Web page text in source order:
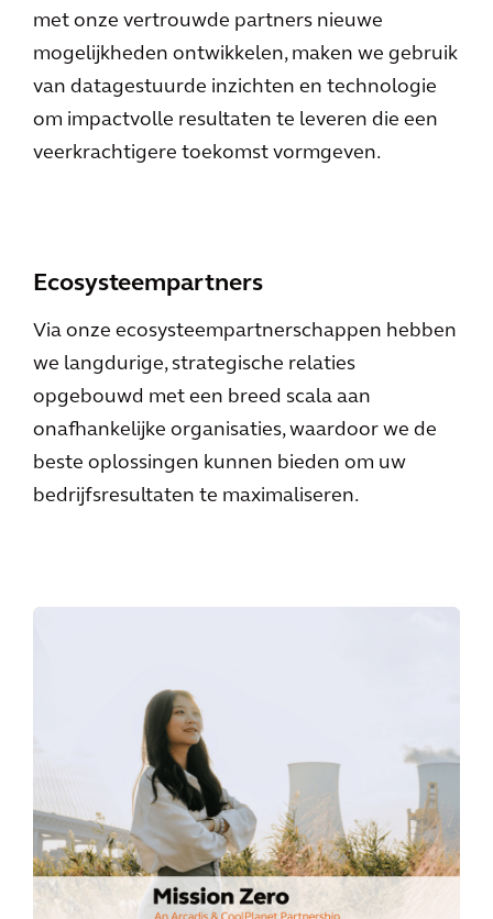
met onze vertrouwde partners nieuwe
mogelijkheden ontwikkelen, maken we gebruik
van datagestuurde inzichten en technologie
om impactvolle resultaten te leveren die een
veerkrachtigere toekomst vormgeven.
Ecosysteempartners
Via onze ecosysteempartnerschappen hebben
we langdurige, strategische relaties
opgebouwd met een breed scala aan
onafhankelijke organisaties, waardoor we de
beste oplossingen kunnen bieden om uw
bedrijfsresultaten te maximaliseren.